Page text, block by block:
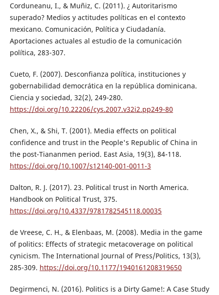
Corduneanu, I., & Muñiz, C. (2011). ¿ Autoritarismo
superado? Medios y actitudes políticas en el contexto
mexicano. Comunicación, Política y Ciudadanía.
Aportaciones actuales al estudio de la comunicación
política, 283-307.
Cueto, F. (2007). Desconfianza política, instituciones y
gobernabilidad democrática en la república dominicana.
Ciencia y sociedad, 32(2), 249-280.
https://doi.org/10.22206/cys.2007.v32i2.pp249-80
Chen, X., & Shi, T. (2001). Media effects on political
confidence and trust in the People's Republic of China in
the post-Tiananmen period. East Asia, 19(3), 84-118.
https://doi.org/10.1007/s12140-001-0011-3
Dalton, R. J. (2017). 23. Political trust in North America.
Handbook on Political Trust, 375.
https://doi.org/10.4337/9781782545118.00035
de Vreese, C. H., & Elenbaas, M. (2008). Media in the game
of politics: Effects of strategic metacoverage on political
cynicism. The International Journal of Press/Politics, 13(3),
285-309. https://doi.org/10.1177/1940161208319650
Degirmenci, N. (2016). Politics is a Dirty Game!: A Case Study